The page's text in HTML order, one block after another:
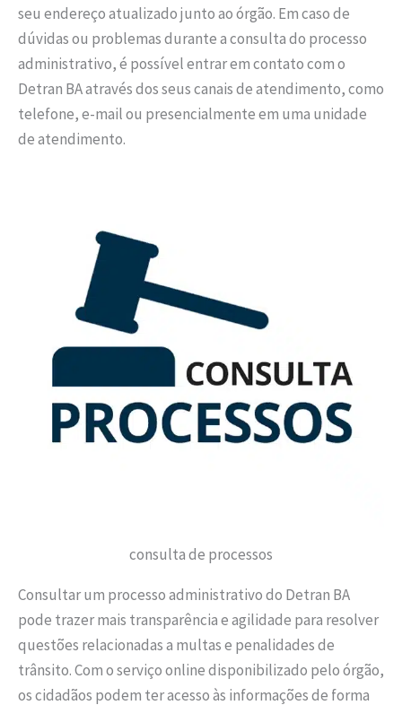
seu endereço atualizado junto ao órgão. Em caso de
dúvidas ou problemas durante a consulta do processo
administrativo, é possível entrar em contato com o
Detran BA através dos seus canais de atendimento, como
telefone, e-mail ou presencialmente em uma unidade
de atendimento.
consulta de processos
Consultar um processo administrativo do Detran BA
pode trazer mais transparência e agilidade para resolver
questões relacionadas a multas e penalidades de
trânsito. Com o serviço online disponibilizado pelo órgão,
os cidadãos podem ter acesso às informações de forma